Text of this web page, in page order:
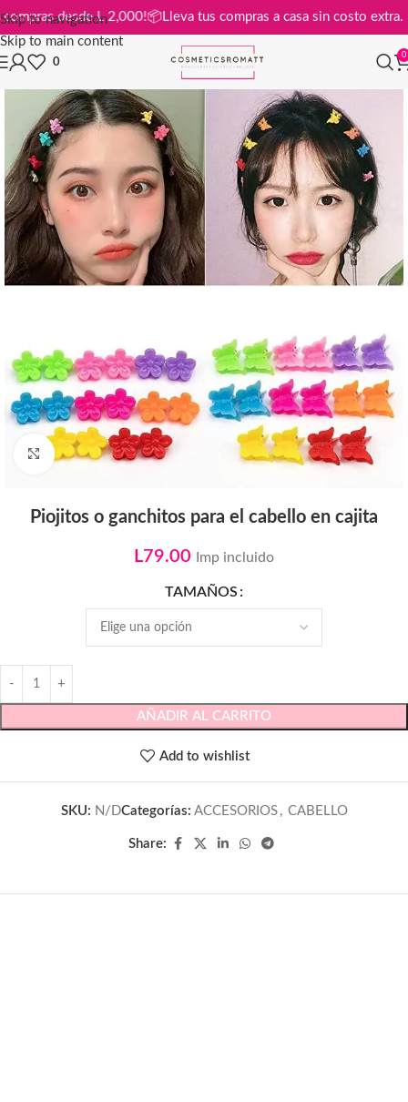
Skip to navigation
Skip to main content
en compras desde L 2,000!📦Lleva tus compras a casa sin costo
0
0
Click to enlarge
Piojitos o ganchitos para el cabello en cajita
L79.00 Imp incluido
TAMAÑOS
AÑADIR AL CARRITO
Add to wishlist
SKU: N/DCategorías: ACCESORIOS , CABELLO
Share: